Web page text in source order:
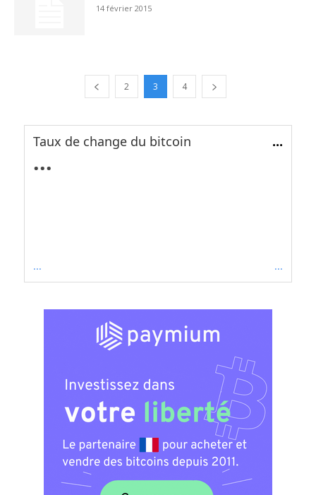
14 février 2015
2 3 4
Taux de change du bitcoin ...
...
... ...